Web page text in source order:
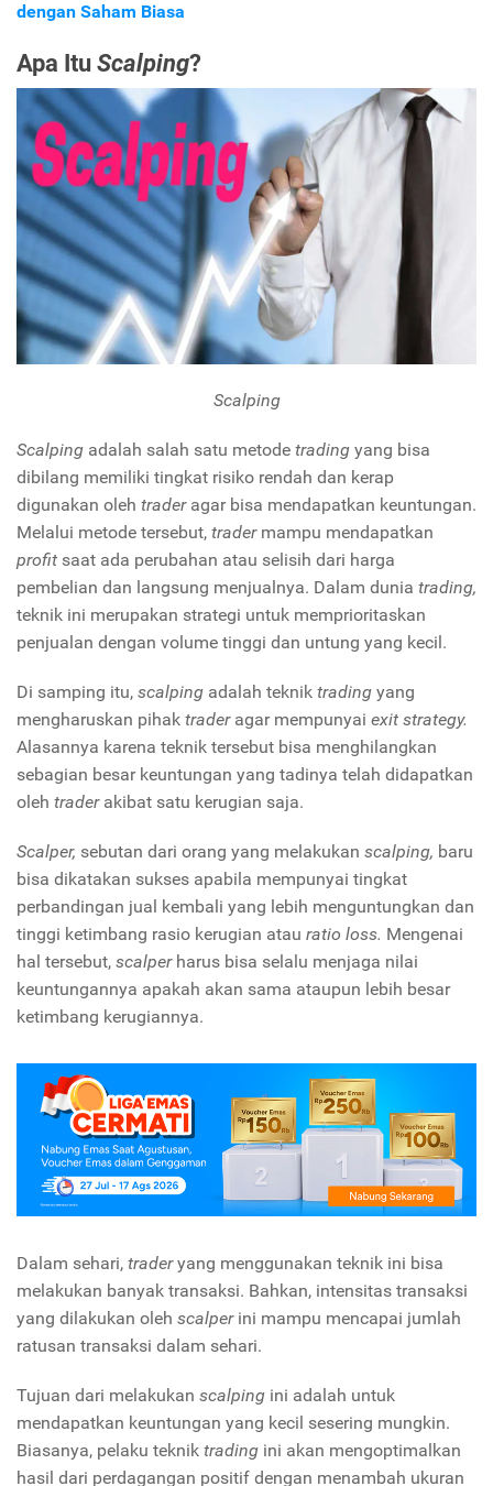
dengan Saham Biasa
Apa ItuScalping?
Scalping
Scalping adalah salah satu metode trading yang bisa
dibilang memiliki tingkat risiko rendah dan kerap
digunakan oleh trader agar bisa mendapatkan keuntungan.
Melalui metode tersebut, trader mampu mendapatkan
profit saat ada perubahan atau selisih dari harga
pembelian dan langsung menjualnya. Dalam dunia trading,
teknik ini merupakan strategi untuk memprioritaskan
penjualan dengan volume tinggi dan untung yang kecil.
Di samping itu, scalping adalah teknik trading yang
mengharuskan pihak trader agar mempunyai exit strategy.
Alasannya karena teknik tersebut bisa menghilangkan
sebagian besar keuntungan yang tadinya telah didapatkan
oleh traderakibat satu kerugian saja.
Scalper, sebutan dari orang yang melakukan scalping, baru
bisa dikatakan sukses apabila mempunyai tingkat
perbandingan jual kembali yang lebih menguntungkan dan
tinggi ketimbang rasio kerugian atau ratio loss. Mengenai
hal tersebut, scalper harus bisa selalu menjaga nilai
keuntungannya apakah akan sama ataupun lebih besar
ketimbang kerugiannya.
Dalam sehari, traderyang menggunakan teknik ini bisa
melakukan banyak transaksi. Bahkan, intensitas transaksi
yang dilakukan oleh scalper ini mampu mencapai jumlah
ratusan transaksi dalam sehari.
Tujuan dari melakukan scalping ini adalah untuk
mendapatkan keuntungan yang kecil sesering mungkin.
Biasanya, pelaku teknik trading ini akan mengoptimalkan
hasil dari perdagangan positif dengan menambah ukuran